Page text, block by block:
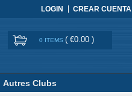
LOGIN CREAR CUENTA
0 ITEMS ( €0.00 )
Autres Clubs